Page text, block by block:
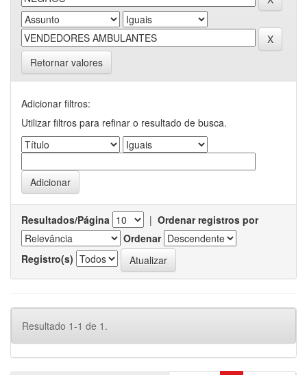
Retornar valores
Adicionar filtros:
Utilizar filtros para refinar o resultado de busca.
Resultados/Página | Ordenar registros por
Ordenar
Registro(s)
Resultado 1-1 de 1.